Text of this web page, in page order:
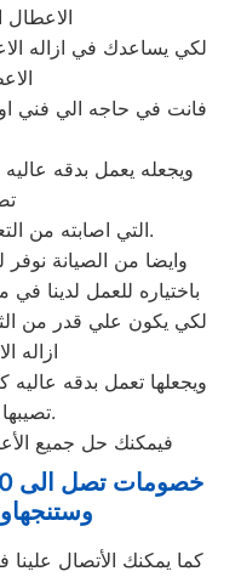
الاعطال
لكي يساعدك في ازاله
فانت في حاجه الي فني او
التي اصابته من التعامل معه بطريقه غير صحيحه.
وايضا من الصيانة
باختياره للعمل لدينا في
لكي يكون علي قدر من
ازاله
ويجعلها تعمل بدقه
تصيبها الاعطال المختلفه.
فيمكنك حل جميع
كما يمكنك الأتصال